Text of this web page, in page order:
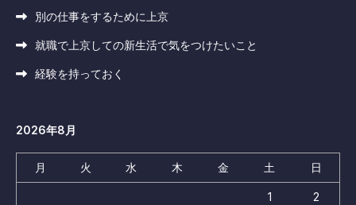
別の仕事をするために上京
就職で上京しての新生活で気をつけたいこと
経験を持っておく
2026年8月
月 火 水 木 金 土 日
1 2